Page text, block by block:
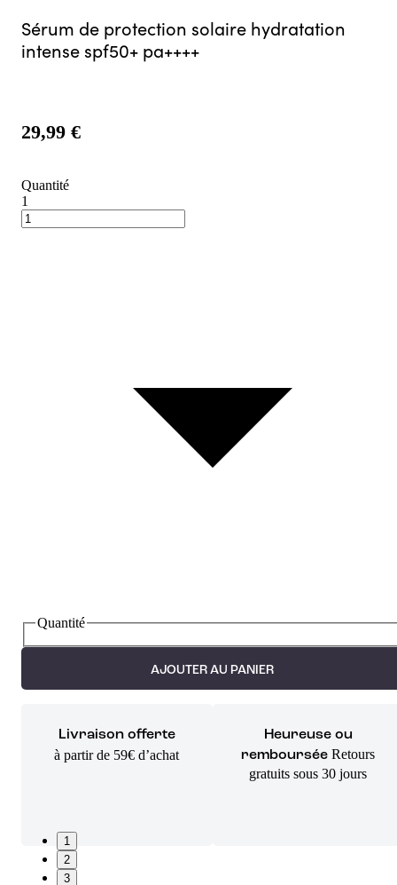
Sérum de protection solaire hydratation
intense spf50+ pa++++
29,99 €
Quantité
1
Quantité
AJOUTER AU PANIER
Livraison offerte
à partir de 59€ d’achat
Heureuse ou
remboursée Retours
gratuits sous 30 jours
1
2
3